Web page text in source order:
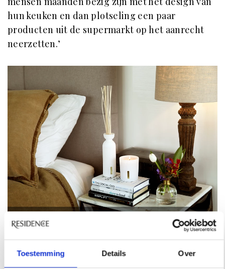
Toestemming Details Over
hun keuken en dan plotseling een paar
producten uit de supermarkt op het aanrecht
neerzetten.’
De Classic Home Collection van Rituals in de woning van Raymond.
worden.